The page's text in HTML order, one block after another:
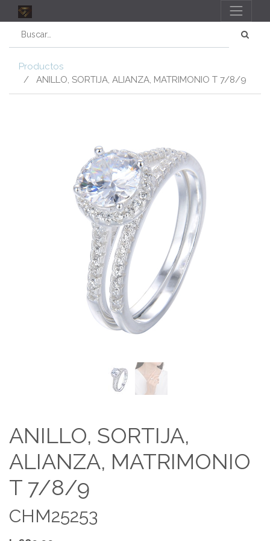
Productos
ANILLO, SORTIJA, ALIANZA, MATRIMONIO T 7/8/9
ANILLO, SORTIJA,
ALIANZA, MATRIMONIO
T 7/8/9
CHM25253